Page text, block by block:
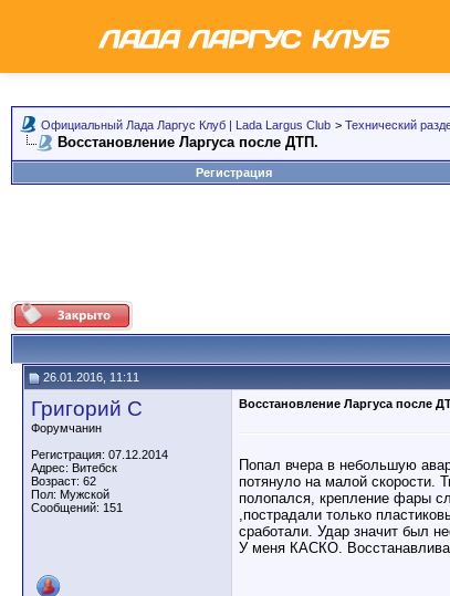
Официальный Лада Ларгус Клуб | Lada Largus Club > Технический
Восстановление Ларгуса после ДТП.
Регистрация
26.01.2016, 11:11
Григорий С
Форумчанин
Регистрация: 07.12.2014
Адрес: Витебск
Возраст: 62
Пол: Мужской
Сообщений: 151
Восстановление Ларгуса после
Попал вчера в небольшую
потянуло на малой скорости.
полопался, крепление фары
,пострадали только
сработали. Удар значит был
У меня КАСКО.